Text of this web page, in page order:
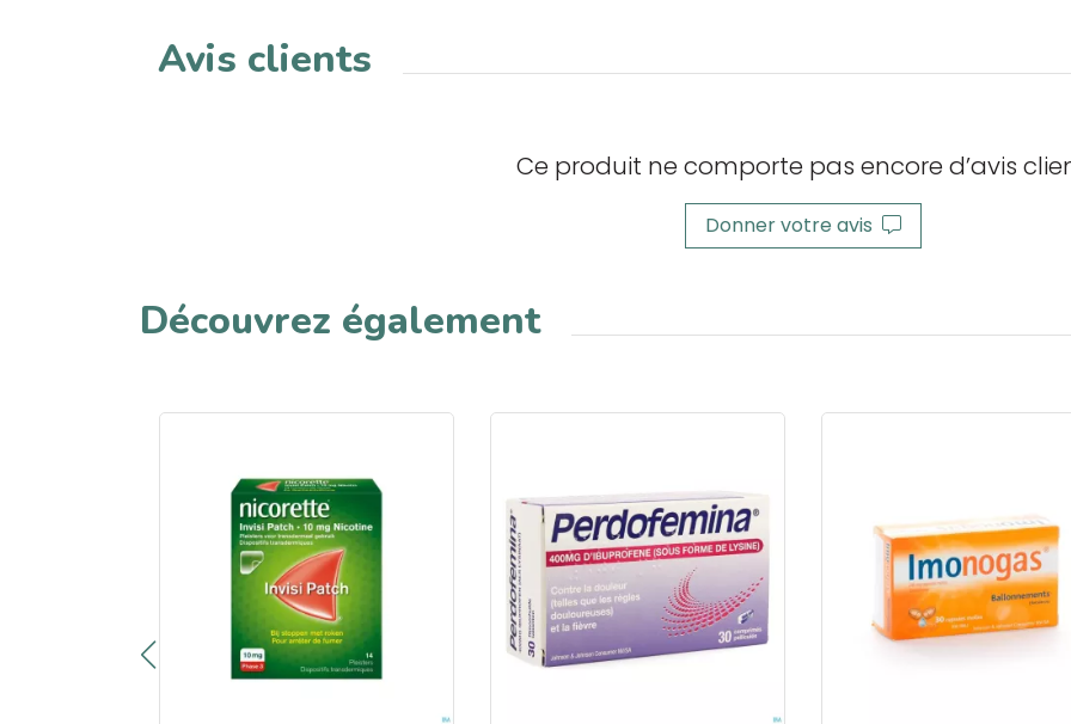
Avis clients
Ce produit ne comporte pas encore d’avis
Donner votre avis
Découvrez également